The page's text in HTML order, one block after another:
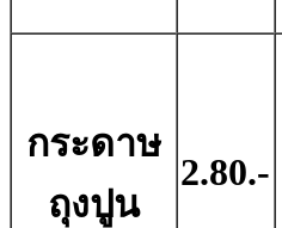
กระดาษ
ถุงปูน
2.80.-